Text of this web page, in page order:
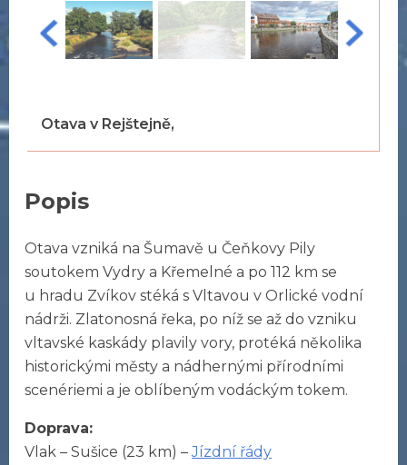
Otava v Rejštejně,
Popis
Otava vzniká na Šumavě u Čeňkovy Pily
soutokem Vydry a Křemelné a po 112 km se
u hradu Zvíkov stéká s Vltavou v Orlické vodní
nádrži. Zlatonosná řeka, po níž se až do vzniku
vltavské kaskády plavily vory, protéká několika
historickými městy a nádhernými přírodními
scené­riemi a je oblíbeným vodáckým tokem.
Doprava:
Vlak – Sušice (23 km) –Jízdní řády